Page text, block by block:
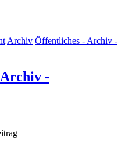
Archiv Öffentliches - Archiv -
-